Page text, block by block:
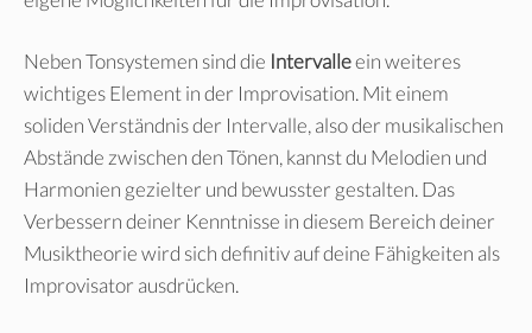
Neben Tonsystemen sind die Intervalleein weiteres
wichtiges Element in der Improvisation. Mit einem
soliden Verständnis der Intervalle, also der musikalischen
Abstände zwischen den Tönen, kannst du Melodien und
Harmonien gezielter und bewusster gestalten. Das
Verbessern deiner Kenntnisse in diesem Bereich deiner
Musiktheorie wird sich definitiv auf deine Fähigkeiten als
Improvisator ausdrücken.